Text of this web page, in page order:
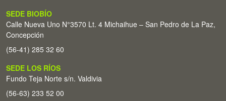
SEDE BIOBÍO
Calle Nueva Uno N°3570 Lt. 4 Michaihue – San Pedro de La Paz,
Concepción
(56-41) 285 32 60
SEDE LOS RÍOS
Fundo Teja Norte s/n. Valdivia
(56-63) 233 52 00